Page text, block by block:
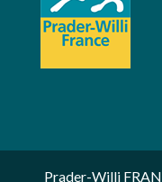
Prader-Willi